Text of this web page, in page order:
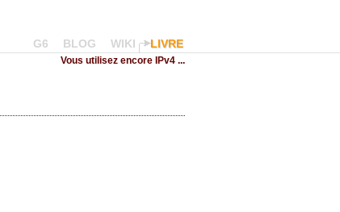
G6 BLOG WIKI LIVRE
Vous utilisez encore IPv4 ...